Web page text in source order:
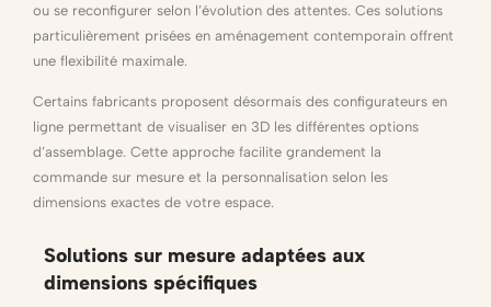
ou se reconfigurer selon l’évolution des attentes. Ces solutions
particulièrement prisées en aménagement contemporain offrent
une flexibilité maximale.
Certains fabricants proposent désormais des configurateurs en
ligne permettant de visualiser en 3D les différentes options
d’assemblage. Cette approche facilite grandement la
commande sur mesure et la personnalisation selon les
dimensions exactes de votre espace.
Solutions sur mesure adaptées aux
dimensions spécifiques